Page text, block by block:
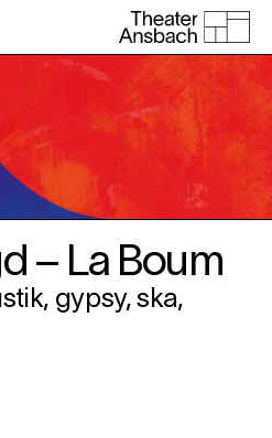
– La Boum
gypsy, ska,